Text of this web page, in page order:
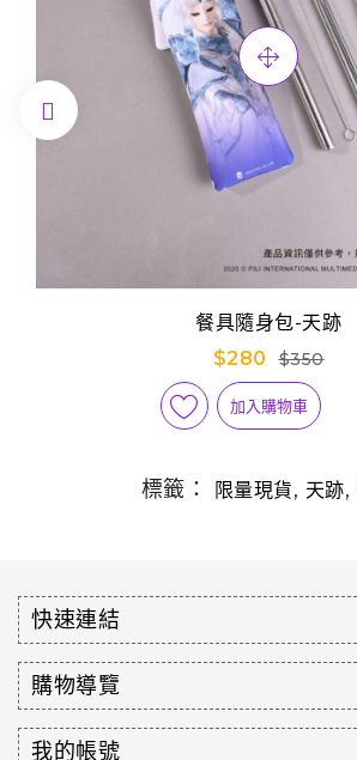
餐具隨身包-天跡
$280
$350
加入購物車

標籤： 限量現貨, 天跡,
快速連結
購物導覽
我的帳號